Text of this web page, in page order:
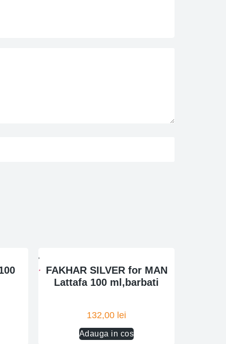
FAKHAR SILVER for MAN
Lattafa 100 ml,barbati
132,00 lei
Adauga in cos